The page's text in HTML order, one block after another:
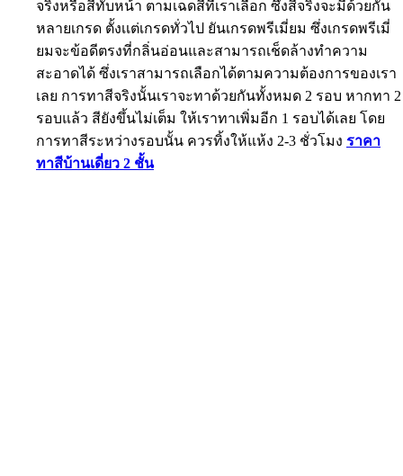
จริงหรือสีทับหน้า ตามเฉดสีที่เราเลือก ซึ่งสีจริงจะมีด้วยกัน
หลายเกรด ตั้งเเต่เกรดทั่วไป ยันเกรดพรีเมี่ยม ซึ่งเกรดพรีเมี่
ยมจะข้อดีตรงที่กลิ่นอ่อนและสามารถเช็ดล้างทำความ
สะอาดได้ ซึ่งเราสามารถเลือกได้ตามความต้องการของเรา
เลย การทาสีจริงนั้นเราจะทาด้วยกันทั้งหมด 2 รอบ หากทา 2
รอบแล้ว สียังขึ้นไม่เต็ม ให้เราทาเพิ่มอีก 1 รอบได้เลย โดย
การทาสีระหว่างรอบนั้น ควรทิ้งให้แห้ง 2-3 ชั่วโมง ราคา
ทาสีบ้านเดี่ยว 2 ชั้น